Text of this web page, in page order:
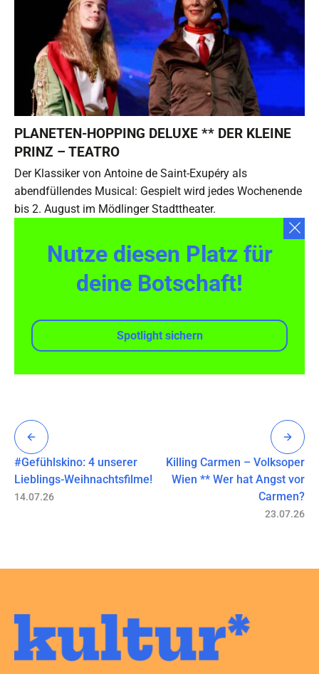
PLANETEN-HOPPING DELUXE ** DER KLEINE
PRINZ – TEATRO
Der Klassiker von Antoine de Saint-Exupéry als
abendfüllendes Musical: Gespielt wird jedes Wochenende
bis 2. August im Mödlinger Stadttheater.
Nutze diesen Platz für
deine Botschaft!
Spotlight sichern
#Gefühlskino: 4 unserer
Lieblings-Weihnachtsfilme!
14.07.26
Killing Carmen – Volksoper
Wien ** Wer hat Angst vor
Carmen?
23.07.26